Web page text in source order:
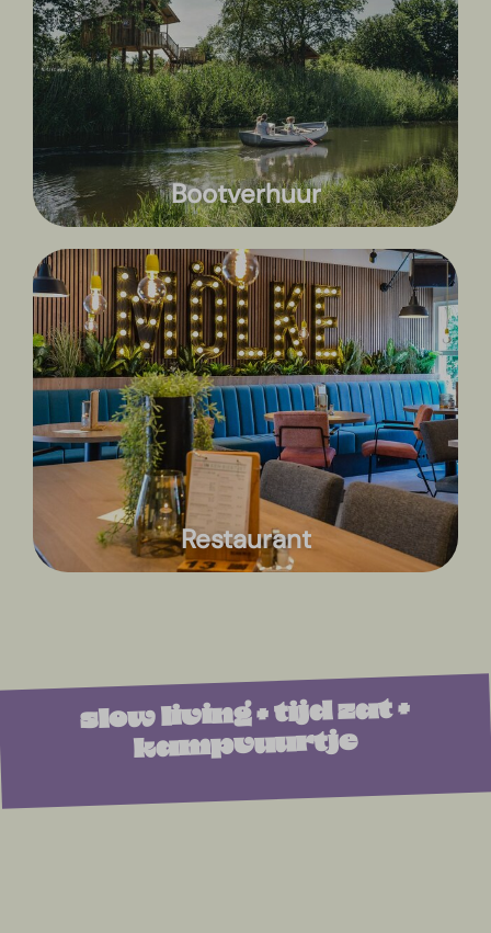
Bootverhuur
Restaurant
slow living + tijd zat +
kampvuurtje